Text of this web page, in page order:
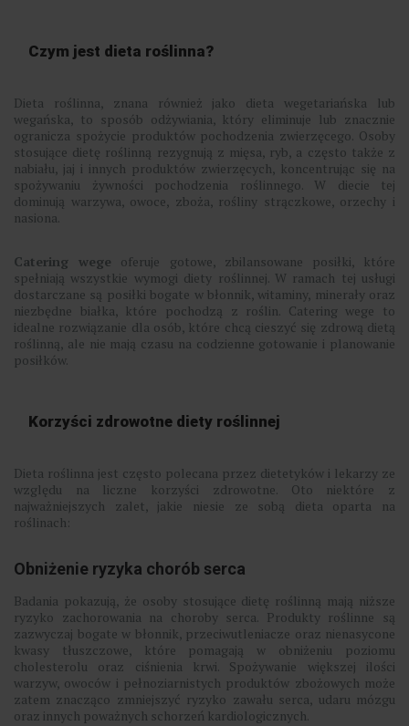
Czym jest dieta roślinna?
Dieta roślinna, znana również jako dieta wegetariańska lub
wegańska, to sposób odżywiania, który eliminuje lub znacznie
ogranicza spożycie produktów pochodzenia zwierzęcego. Osoby
stosujące dietę roślinną rezygnują z mięsa, ryb, a często także z
nabiału, jaj i innych produktów zwierzęcych, koncentrując się na
spożywaniu żywności pochodzenia roślinnego. W diecie tej
dominują warzywa, owoce, zboża, rośliny strączkowe, orzechy i
nasiona.
Catering wege oferuje gotowe, zbilansowane posiłki, które
spełniają wszystkie wymogi diety roślinnej. W ramach tej usługi
dostarczane są posiłki bogate w błonnik, witaminy, minerały oraz
niezbędne białka, które pochodzą z roślin. Catering wege to
idealne rozwiązanie dla osób, które chcą cieszyć się zdrową dietą
roślinną, ale nie mają czasu na codzienne gotowanie i planowanie
posiłków.
Korzyści zdrowotne diety roślinnej
Dieta roślinna jest często polecana przez dietetyków i lekarzy ze
względu na liczne korzyści zdrowotne. Oto niektóre z
najważniejszych zalet, jakie niesie ze sobą dieta oparta na
roślinach:
Obniżenie ryzyka chorób serca
Badania pokazują, że osoby stosujące dietę roślinną mają niższe
ryzyko zachorowania na choroby serca. Produkty roślinne są
zazwyczaj bogate w błonnik, przeciwutleniacze oraz nienasycone
kwasy tłuszczowe, które pomagają w obniżeniu poziomu
cholesterolu oraz ciśnienia krwi. Spożywanie większej ilości
warzyw, owoców i pełnoziarnistych produktów zbożowych może
zatem znacząco zmniejszyć ryzyko zawału serca, udaru mózgu
oraz innych poważnych schorzeń kardiologicznych.